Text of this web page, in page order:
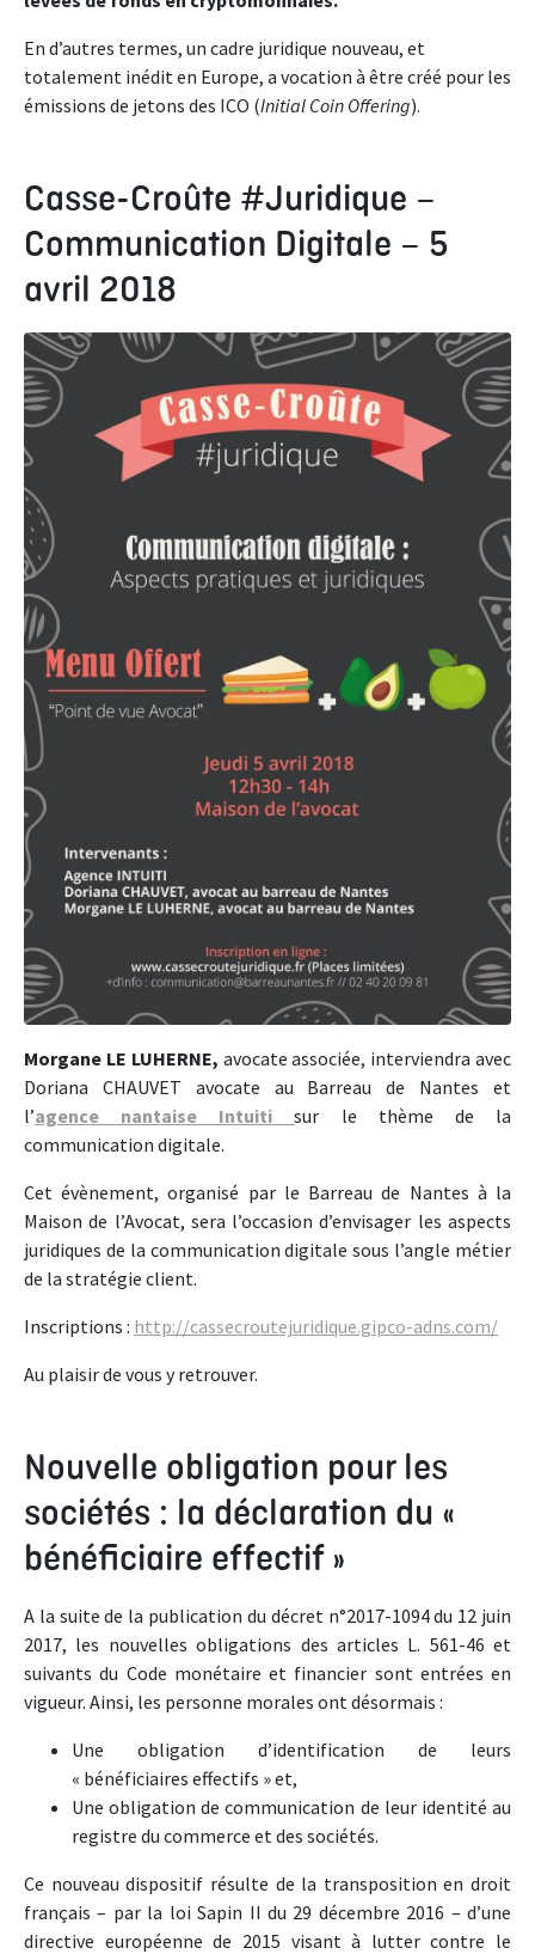
En d’autres termes, un cadre juridique nouveau, et
totalement inédit en Europe, a vocation à être créé pour les
émissions de jetons des ICO (Initial Coin Offering).
Casse-Croûte #Juridique –
Communication Digitale – 5
avril 2018
Morgane LE LUHERNE, avocate associée, interviendra avec
Doriana CHAUVET avocate au Barreau de Nantes et
l’agence nantaise Intuitisur le thème de la
communication digitale.
Cet évènement, organisé par le Barreau de Nantes à la
Maison de l’Avocat, sera l’occasion d’envisager les aspects
juridiques de la communication digitale sous l’angle métier
de la stratégie client.
Inscriptions : http://cassecroutejuridique.gipco-adns.com/
Au plaisir de vous y retrouver.
Nouvelle obligation pour les
sociétés : la déclaration du «
bénéficiaire effectif »
A la suite de la publication du décret n°2017-1094 du 12 juin
2017, les nouvelles obligations des articles L. 561-46 et
suivants du Code monétaire et financier sont entrées en
vigueur. Ainsi, les personne morales ont désormais :
Une obligation d’identification de leurs
« bénéficiaires effectifs » et,
Une obligation de communication de leur identité au
registre du commerce et des sociétés.
Ce nouveau dispositif résulte de la transposition en droit
français – par la loi Sapin II du 29 décembre 2016 – d’une
directive européenne de 2015 visant à lutter contre le